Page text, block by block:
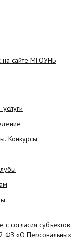
на сайте МГОУНБ
Конкурсы
согласия субъектов
ФЗ «О Персональных